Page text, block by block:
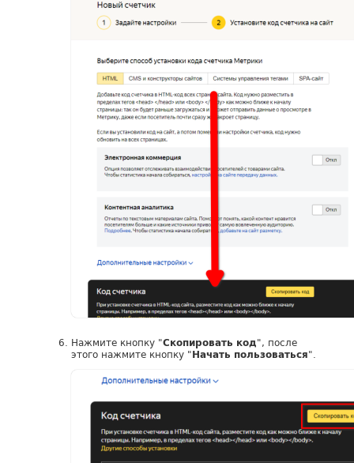
Нажмите кнопку "Скопировать код", после
этого нажмите кнопку "Начать пользоваться".